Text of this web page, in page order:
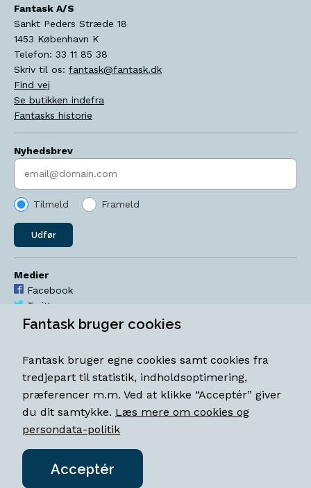
Fantask A/S
Sankt Peders Stræde 18
1453 København K
Telefon: 33 11 85 38
Skriv til os: fantask@fantask.dk
Find vej
Se butikken indefra
Fantasks historie
Nyhedsbrev
Indtast søgeord
Tilmeld Frameld
Udfør
Medier
Facebook
Twitter
YouTube
Åbningstider
Mandag-torsdag 11-18
Fredag 11-18.30
Lørdag 11-15
Fantask bruger cookies
Fantask bruger egne cookies samt cookies fra
tredjepart til statistik, indholdsoptimering,
præferencer m.m. Ved at klikke “Acceptér” giver
du dit samtykke. Læs mere om cookies og
persondata-politik
Acceptér